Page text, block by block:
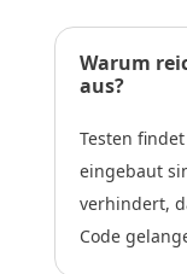
Warum
aus?
Testen
eingebaut
verhindert,
Code